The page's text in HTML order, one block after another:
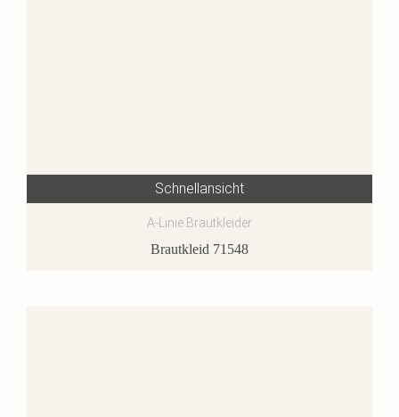
Schnellansicht
A-Linie Brautkleider
Brautkleid 71548